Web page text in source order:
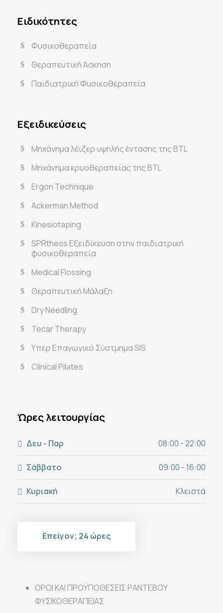
Ειδικότητες
Φυσικοθεραπεία
Θεραπευτική Άσκηση
Παιδιατρική Φυσικοθεραπεία
Εξειδικεύσεις
Μηχάνημα λέιζερ υψηλής έντασης της BTL
Μηχάνημα κρυοθεραπείας της BTL
Ergon Technique
Ackerman Method
Kinesiotaping
SPRthess Εξειδίκευση στην παιδιατρική
φυσικοθεραπεία
Medical Flossing
Θεραπευτική Μάλαξη
Dry Needling
Tecar Therapy
Υπερ Επαγωγικό Σύστμημα SIS
Clinical Pilates
Ώρες λειτουργίας
Δευ - Παρ 08:00 - 22:00
Σάββατο 09:00 - 16:00
Κυριακή Κλειστά
Επείγον; 24 ώρες
ΟΡΟΙ ΚΑΙ ΠΡΟΫΠΟΘΕΣΕΙΣ ΡΑΝΤΕΒΟΥ
ΦΥΣΙΚΟΘΕΡΑΠΕΙΑΣ